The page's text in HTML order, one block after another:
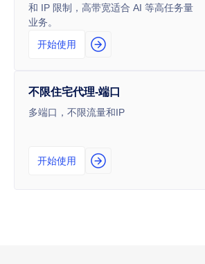
和 IP 限制，高带宽适合 AI 等高任务量
业务。
开始使用
不限住宅代理-端口
多端口，不限流量和IP
开始使用